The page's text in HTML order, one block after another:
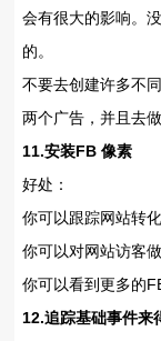
会有很大的影响。
的。
不要去创建许多不
两个广告，并且去
11.安装FB 像素
好处：
你可以跟踪网站转
你可以对网站访客
你可以看到更多的
12.追踪基础事件来